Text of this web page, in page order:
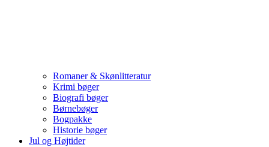
Romaner & Skønlitteratur
Krimi bøger
Biografi bøger
Børnebøger
Bogpakke
Historie bøger
Jul og Højtider